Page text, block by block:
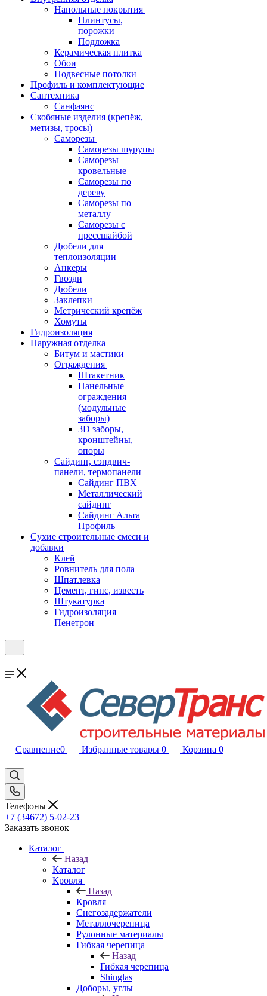
Напольные покрытия
Плинтусы,
порожки
Подложка
Керамическая плитка
Обои
Подвесные потолки
Профиль и комплектующие
Сантехника
Санфаянс
Скобяные изделия (крепёж,
метизы, тросы)
Саморезы
Саморезы шурупы
Саморезы
кровельные
Саморезы по
дереву
Саморезы по
металлу
Саморезы с
прессшайбой
Дюбели для
теплоизоляции
Анкеры
Гвозди
Дюбели
Заклепки
Метрический крепёж
Хомуты
Гидроизоляция
Наружная отделка
Битум и мастики
Ограждения
Штакетник
Панельные
ограждения
(модульные
заборы)
3D заборы,
кронштейны,
опоры
Cайдинг, сэндвич-
панели, термопанели
Сайдинг ПВХ
Металлический
сайдинг
Сайдинг Альта
Профиль
Сухие строительные смеси и
добавки
Клей
Ровнитель для пола
Шпатлевка
Цемент, гипс, известь
Штукатурка
Гидроизоляция
Пенетрон
Сравнение0 Избранные товары 0 Корзина 0
Телефоны
+7 (34672) 5-02-23
Заказать звонок
Каталог
Назад
Каталог
Кровля
Назад
Кровля
Снегозадержатели
Металлочерепица
Рулонные материалы
Гибкая черепица
Назад
Гибкая черепица
Shinglas
Доборы, углы